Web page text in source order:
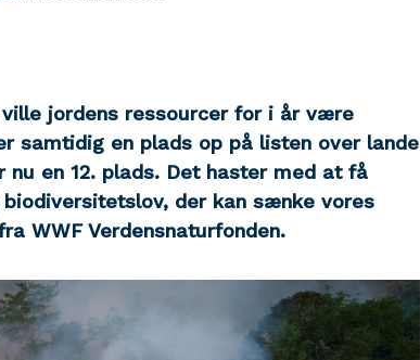
jordens ressourcer for i år være
samtidig en plads op på listen over lande
en 12. plads. Det haster med at få
der kan sænke vores
WWF Verdensnaturfonden.